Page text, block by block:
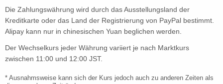
Die Zahlungswährung wird durch das Ausstellungsland der
Kreditkarte oder das Land der Registrierung von PayPal bestimmt.
Alipay kann nur in chinesischen Yuan beglichen werden.
Der Wechselkurs jeder Währung variiert je nach Marktkurs
zwischen 11:00 und 12:00 JST.
* Ausnahmsweise kann sich der Kurs jedoch auch zu anderen Zeiten als